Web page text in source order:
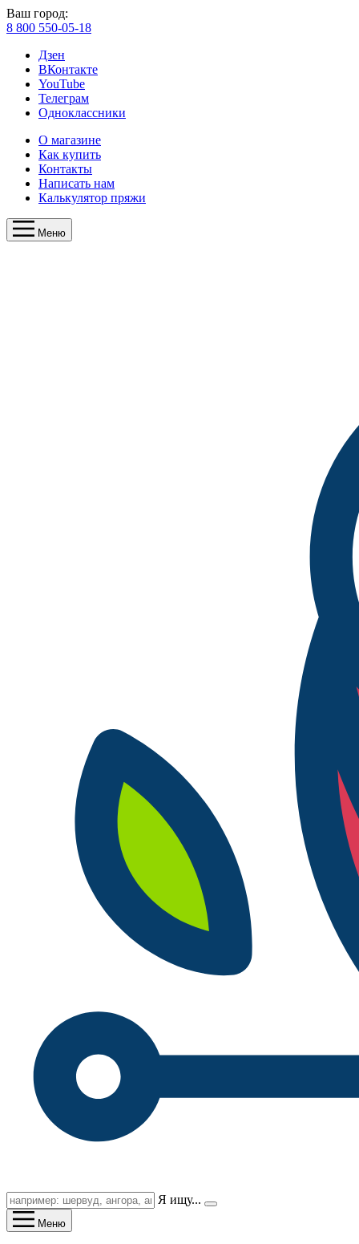
Ваш город:
8 800 550-05-18
Дзен
ВКонтакте
YouTube
Телеграм
Одноклассники
О магазине
Как купить
Контакты
Написать нам
Калькулятор пряжи
Меню
Я ищу...
Меню